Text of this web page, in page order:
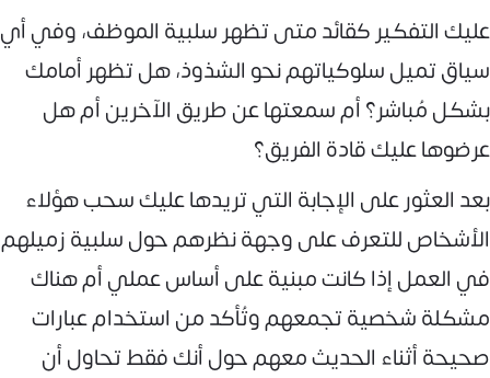
عليك التفكير كقائد متى تظهر سلبية الموظف، وفي أي
سياق تميل سلوكياتهم نحو الشذوذ، هل تظهر أمامك
بشكل مُباشر؟ أم سمعتها عن طريق الآخرين أم هل
عرضوها عليك قادة الفريق؟
بعد العثور على الإجابة التي تريدها عليك سحب هؤلاء
الأشخاص للتعرف على وجهة نظرهم حول سلبية زميلهم
في العمل إذا كانت مبنية على أساس عملي أم هناك
مشكلة شخصية تجمعهم وتُأكد من استخدام عبارات
صحيحة أثناء الحديث معهم حول أنك فقط تحاول أن